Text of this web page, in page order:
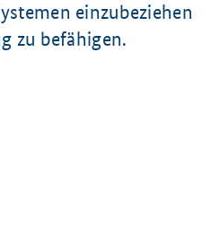
einzubeziehen
zu befähigen.